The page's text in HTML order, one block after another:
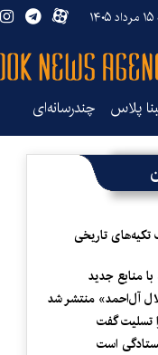
پلاس چندرسانه‌ای
تکیه‌های تاریخی
منابع جدید
آل‌احمد» منتشر شد
تسلیت گفت
است